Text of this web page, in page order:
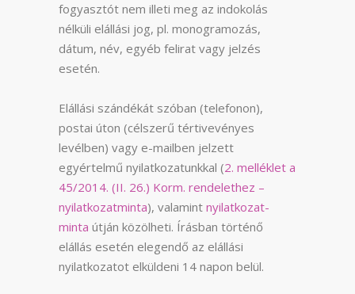
fogyasztót nem illeti meg az indokolás
nélküli elállási jog, pl. monogramozás,
dátum, név, egyéb felirat vagy jelzés
esetén.
Elállási szándékát szóban (telefonon),
postai úton (célszerű tértivevényes
levélben) vagy e-mailben jelzett
egyértelmű nyilatkozatunkkal (2. melléklet a
45/2014. (II. 26.) Korm. rendelethez –
nyilatkozatminta), valamint nyilatkozat-
minta útján közölheti. Írásban történő
elállás esetén elegendő az elállási
nyilatkozatot elküldeni 14 napon belül.